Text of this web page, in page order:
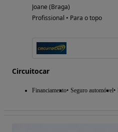
Joane (Braga)
Profissional • Para o topo
Circuitocar
Financiamento Seguro automóvel